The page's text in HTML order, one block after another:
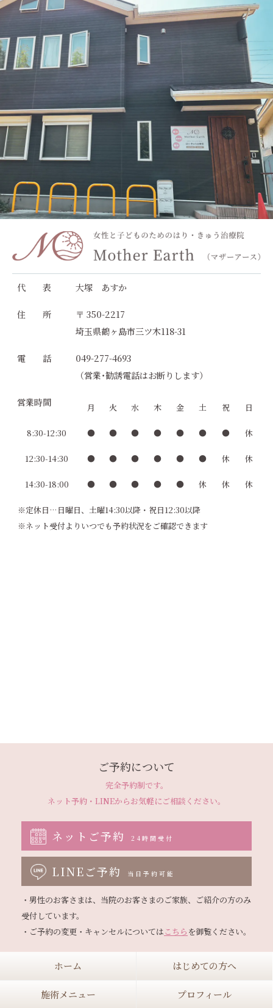
代 表 大塚 あすか
住 所
〒 350-2217
埼玉県鶴ヶ島市三ツ木118-31
電 話
049-277-4693
（営業･勧誘電話はお断りします）
営業時間 月 火 水 木 金 土 祝 日
8:30-12:30 ● ● ● ● ● ● ● 休
12:30-14:30 ● ● ● ● ● ● 休 休
14:30-18:00 ● ● ● ● ● 休 休 休
※定休日…日曜日、土曜14:30以降・祝日12:30以降
※ネット受付よりいつでも予約状況をご確認できます
ご予約について
完全予約制です。
ネット予約・LINEからお気軽にご相談ください。
ネットご予約 24時間受付
LINEご予約 当日予約可能
・男性のお客さまは、当院のお客さまのご家族、ご紹介の方のみ
受付しています。
・ご予約の変更・キャンセルについてはこちら
ホーム はじめての方へ
施術メニュー プロフィール